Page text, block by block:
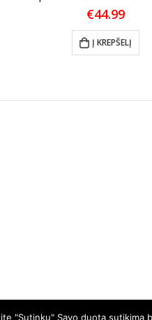
€44.99
Į KREPŠELĮ
"Sutinku" Savo duotą